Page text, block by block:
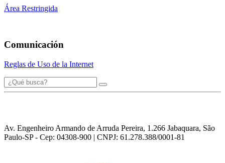
Área Restringida
Comunicación
Reglas de Uso de la Internet
Av. Engenheiro Armando de Arruda Pereira, 1.266 Jabaquara, São
Paulo-SP - Cep: 04308-900 | CNPJ: 61.278.388/0001-81